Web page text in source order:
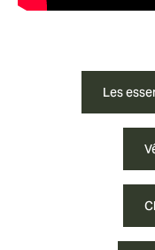
Les